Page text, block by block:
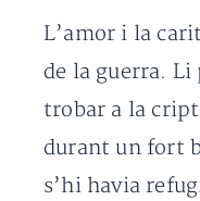
L’amor i la
de la guerra. Li
trobar a la
durant un fort
s’hi havia